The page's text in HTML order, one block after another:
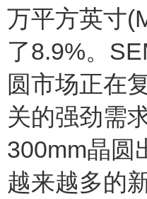
万平方英寸
了8.9%。
圆市场正在
关的强劲需
300mm晶圆
越来越多的